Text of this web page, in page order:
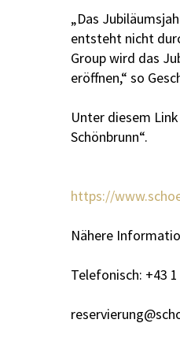
„Das
entsteht nicht
Group wird das
eröffnen,“ so
Unter diesem
Schönbrunn“.
https://
Nähere
Telefonisch: +43